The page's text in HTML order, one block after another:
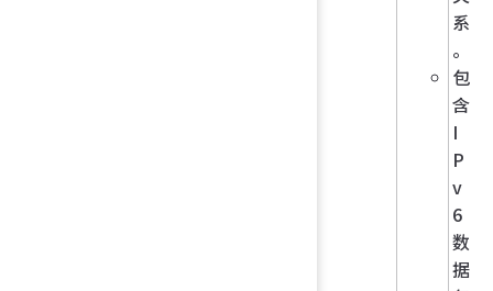
系
。
包
含
I
P
v
6
数
据